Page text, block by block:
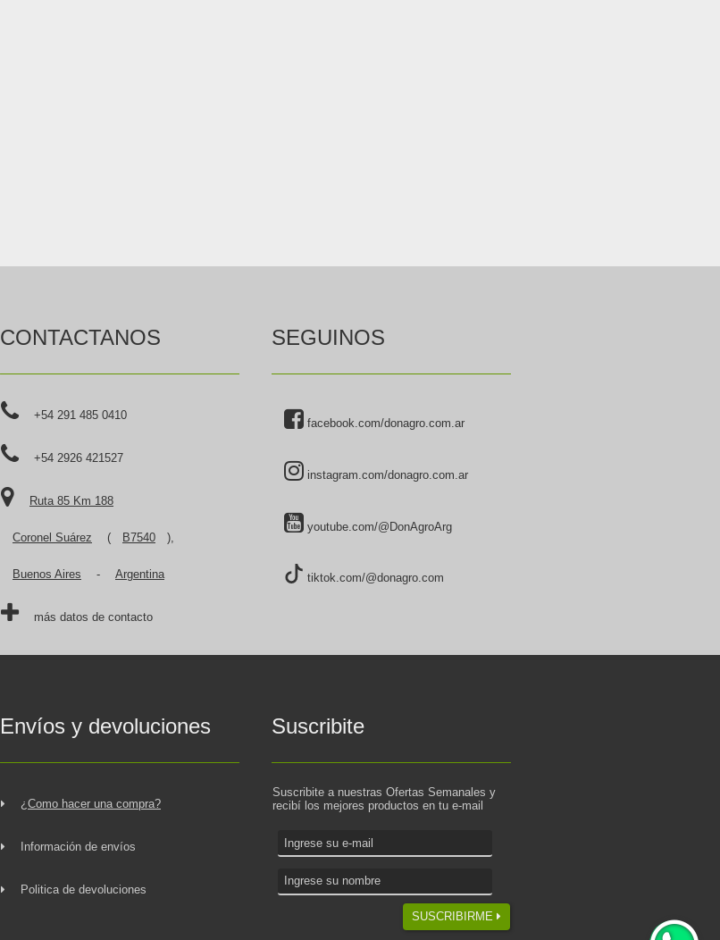
CONTACTANOS
+54 291 485 0410
+54 2926 421527
Ruta 85 Km 188
Coronel Suárez ( B7540 ),
Buenos Aires - Argentina
más datos de contacto
SEGUINOS
facebook.com/donagro.com.ar
instagram.com/donagro.com.ar
youtube.com/@DonAgroArg
tiktok.com/@donagro.com
Envíos y devoluciones
¿Como hacer una compra?
Información de envíos
Politica de devoluciones
Suscribite
Suscribite a nuestras Ofertas Semanales y
recibí los mejores productos en tu e-mail
SUSCRIBIRME